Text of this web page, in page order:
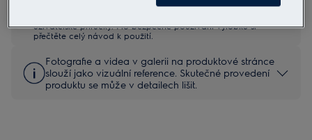
Bezpečnostní pokyny a bezpečnostní upozornění podle
uživatelské příručky. Pro bezpečné používání výrobku si
přečtěte celý návod k použití.
Fotografie a videa v galerii na produktové stránce
slouží jako vizuální reference. Skutečné provedení
produktu se může v detailech lišit.